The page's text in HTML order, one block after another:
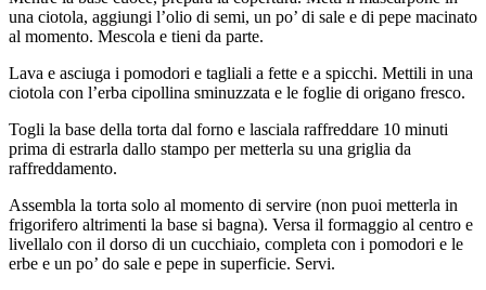
una ciotola, aggiungi l’olio di semi, un po’ di sale e di pepe macinato
al momento. Mescola e tieni da parte.
Lava e asciuga i pomodori e tagliali a fette e a spicchi. Mettili in una
ciotola con l’erba cipollina sminuzzata e le foglie di origano fresco.
Togli la base della torta dal forno e lasciala raffreddare 10 minuti
prima di estrarla dallo stampo per metterla su una griglia da
raffreddamento.
Assembla la torta solo al momento di servire (non puoi metterla in
frigorifero altrimenti la base si bagna). Versa il formaggio al centro e
livellalo con il dorso di un cucchiaio, completa con i pomodori e le
erbe e un po’ do sale e pepe in superficie. Servi.